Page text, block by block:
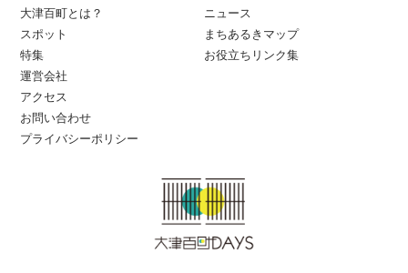
大津百町とは？
スポット
特集
ニュース
まちあるきマップ
お役立ちリンク集
運営会社
アクセス
お問い合わせ
プライバシーポリシー